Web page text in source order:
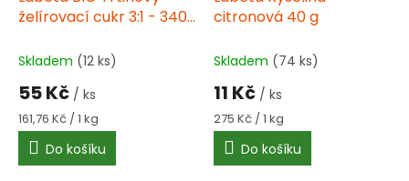
želírovací cukr 3:1 - 340
Skladem (12 ks)
55 Kč / ks
Měrná
cena:
161,76 Kč / 1 kg
Do košíku
citronová 40 g
Skladem (74 ks)
11 Kč / ks
Měrná
cena:
275 Kč / 1 kg
Do košíku